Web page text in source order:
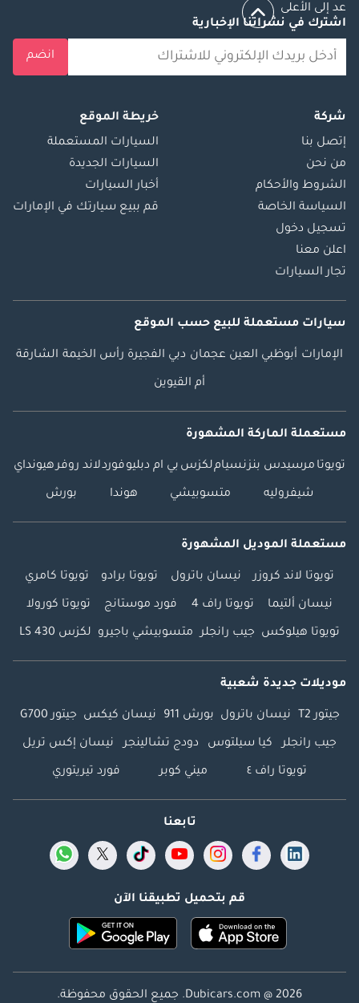
عد إلى الأعلى
اشترك في نشراتنا الإخبارية
انضم
شركة
إتصل بنا
من نحن
الشروط والأحكام
السياسة الخاصة
تسجيل دخول
اعلن معنا
تجار السيارات
خريطة الموقع
السيارات المستعملة
السيارات الجديدة
أخبار السيارات
قم ببيع سيارتك في الإمارات
سيارات مستعملة للبيع حسب الموقع
الإمارات أبوظبي العين عجمان دبي الفجيرة رأس الخيمة الشارقة
أم القيوين
مستعملة الماركة المشهورة
تويوتا مرسيدس بنزنسياملكزس بي ام دبليوفوردلاند روفرهيونداي
شيفروليه متسوبيشي هوندا بورش
مستعملة الموديل المشهورة
تويوتا لاند كروزر نيسان باترول تويوتا برادو تويوتا كامري
نيسان ألتيما تويوتا راف 4 فورد موستانج تويوتا كورولا
تويوتا هيلوكس جيب رانجلر متسوبيشي باجيرو لكزس LS 430
موديلات جديدة شعبية
جيتور T2 نيسان باترول بورش 911 نيسان كيكس جيتور G700
جيب رانجلر كيا سيلتوس دودج تشالينجر نيسان إكس تريل
تويوتا راف ٤ ميني كوبر فورد تيريتوري
تابعنا
قم بتحميل تطبيقنا الآن
Dubicars.com @ 2026. جميع الحقوق محفوظة.